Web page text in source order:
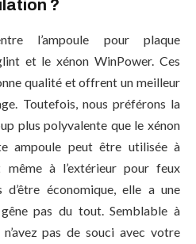
?
l’ampoule pour plaque
et le xénon WinPower. Ces
qualité et offrent un meilleur
Toutefois, nous préférons la
plus polyvalente que le xénon
ampoule peut être utilisée à
même à l’extérieur pour feux
économique, elle a une
pas du tout. Semblable à
n’avez pas de souci avec votre